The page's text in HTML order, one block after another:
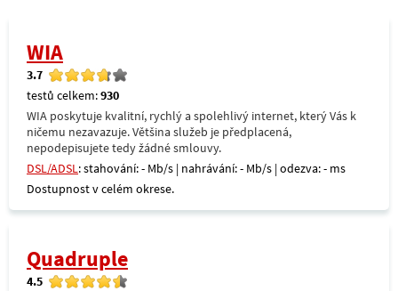
WIA
3.7
testů celkem:930
WIA poskytuje kvalitní, rychlý a spolehlivý internet, který Vás k
ničemu nezavazuje. Většina služeb je předplacená,
nepodepisujete tedy žádné smlouvy.
DSL/ADSL: stahování: - Mb/s | nahrávání: - Mb/s | odezva: - ms
Dostupnost v celém okrese.
Quadruple
4.5